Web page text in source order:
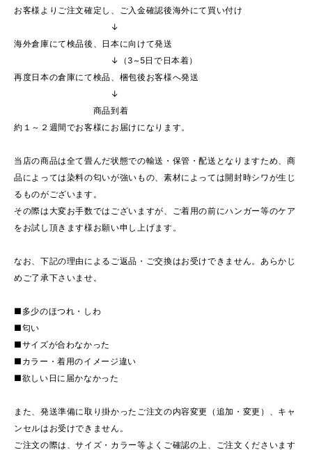
お客様よりご注文確定し、ご入金確認後海外にて買い付け
↓
海外倉庫にて検品後、日本に向けて発送
↓（3~5日で日本着）
再度日本の倉庫にて検品、梱包後お客様へ発送
↓
商品到着
約１～２週間でお客様にお届けになります。
当店の商品は全て畳んだ状態での輸送・保管・配送となりますため、商
品によっては染料の匂いが強いもの、素材によっては開封時シワが生じ
るものがございます。
その際は大変お手数ではございますが、ご着用の前にハンガー等のケア
をお試し頂きます様お願い申し上げます。
なお、下記の理由によるご返品・ご交換はお受けできません。あらかじ
めご了承下さいませ。
■多少のほつれ・しわ
■匂い
■サイズが合わなかった
■カラー・着用のイメージ違い
■欲しい日に届かなかった
また、発送準備に取り掛かったご注文の内容変更（追加・変更）、キャ
ンセルはお受けできません。
ご注文の際は、サイズ・カラー等よくご確認の上、ご注文くださいます